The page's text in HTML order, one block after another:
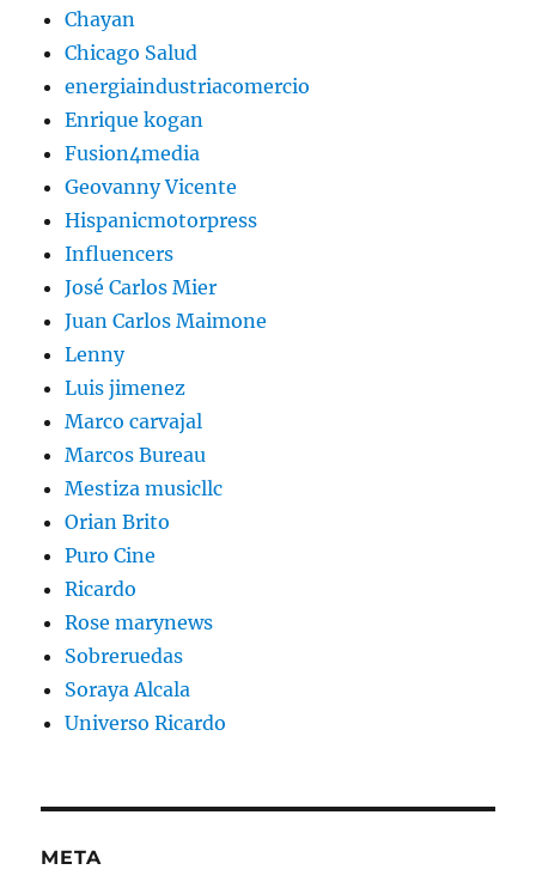
Chayan
Chicago Salud
energiaindustriacomercio
Enrique kogan
Fusion4media
Geovanny Vicente
Hispanicmotorpress
Influencers
José Carlos Mier
Juan Carlos Maimone
Lenny
Luis jimenez
Marco carvajal
Marcos Bureau
Mestiza musicllc
Orian Brito
Puro Cine
Ricardo
Rose marynews
Sobreruedas
Soraya Alcala
Universo Ricardo
META